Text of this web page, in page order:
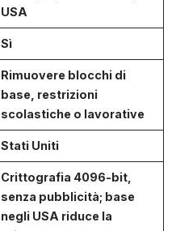
USA
Sì
Rimuovere blocchi di
base, restrizioni
scolastiche o lavorative
Stati Uniti
Crittografia 4096-bit,
senza pubblicità; base
negli USA riduce la